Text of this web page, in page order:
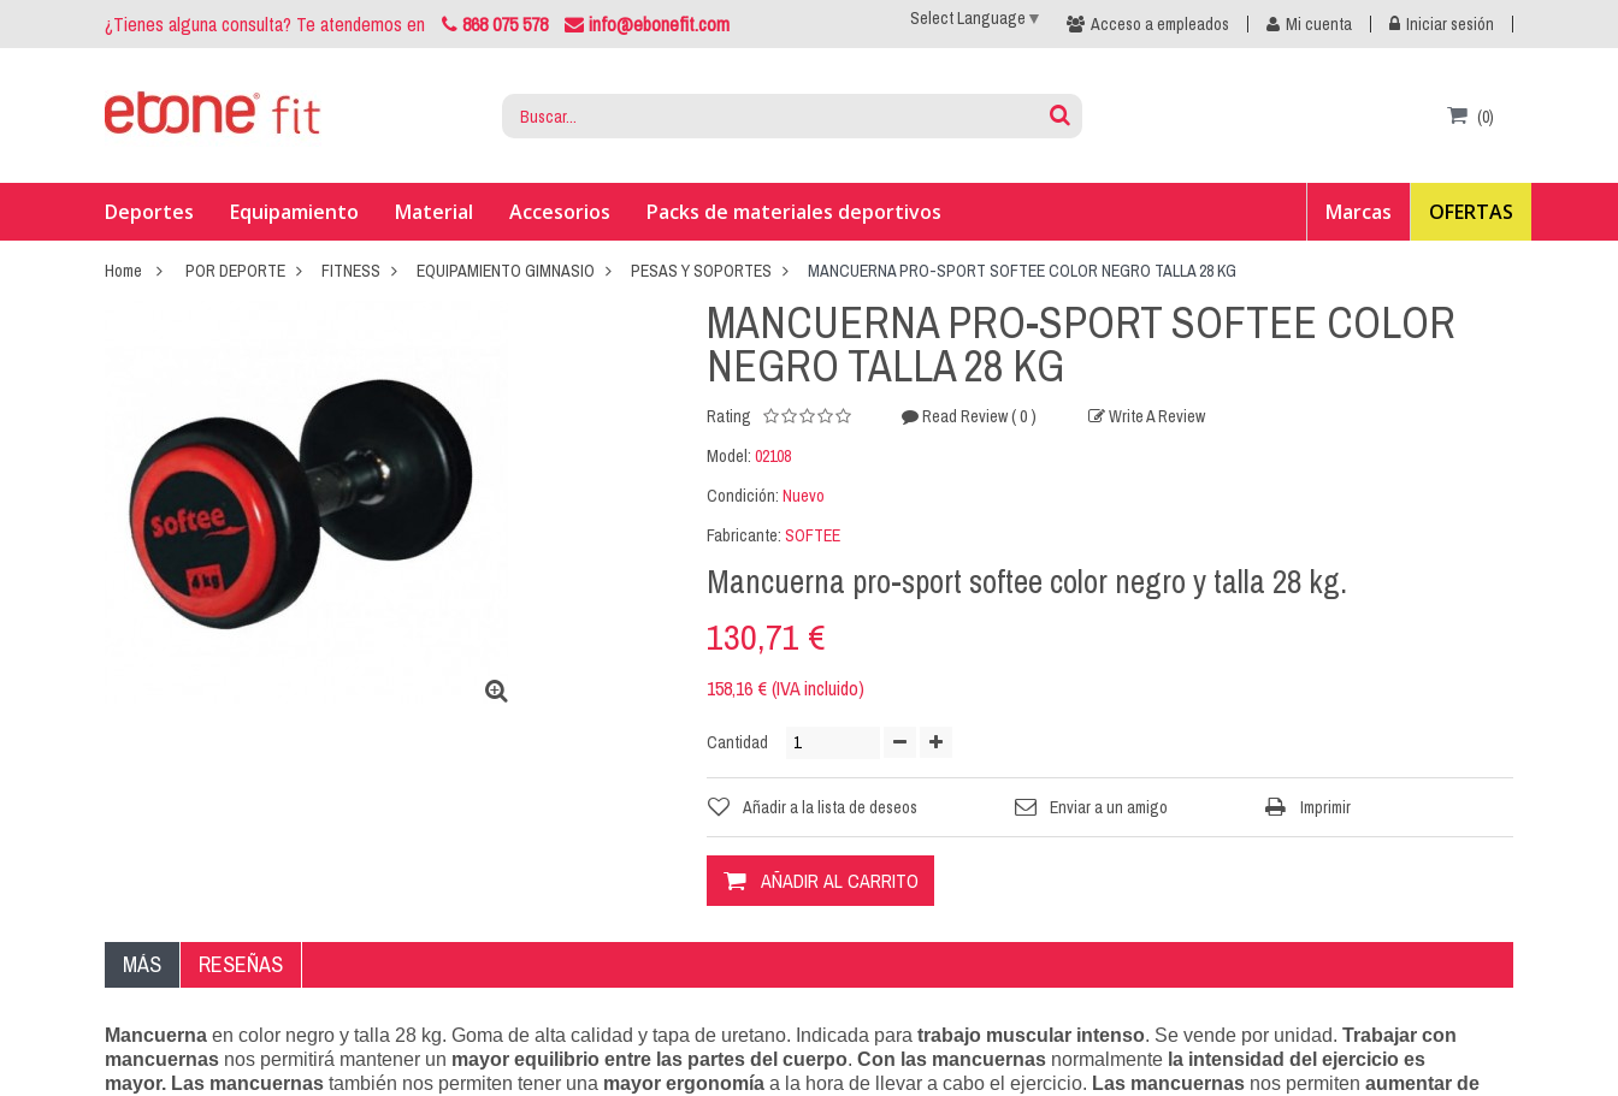
¿Tienes alguna consulta? Te atendemos en 868 075 578 info@ebonefit.com Acceso a empleados Mi cuenta Iniciar sesión
Select Language ▼
(0)
Deportes Equipamiento Material Accesorios Packs de materiales deportivos OFERTAS
Marcas
Home POR DEPORTE FITNESS EQUIPAMIENTO GIMNASIO PESAS Y SOPORTES MANCUERNA PRO-SPORT SOFTEE COLOR NEGRO TALLA 28 KG
MANCUERNA PRO-SPORT SOFTEE COLOR
NEGRO TALLA 28 KG
Rating Read Review( 0 )
Write A Review
Model: 02108
Condición: Nuevo
Fabricante: SOFTEE
Mancuerna pro-sport softee color negro y talla 28 kg.
130,71 €
158,16 € (IVA incluido)
Cantidad
Añadir a la lista de deseos Enviar a un amigo Imprimir
AÑADIR AL CARRITO
MÁS RESEÑAS
Mancuerna en color negro y talla 28 kg. Goma de alta calidad y tapa de uretano. Indicada para trabajo muscular intenso. Se vende por unidad. Trabajar con
mancuernas nos permitirá mantener un mayor equilibrio entre las partes del cuerpo. Con las mancuernas normalmente la intensidad del ejercicio es
mayor. Las mancuernas también nos permiten tener una mayor ergonomía a la hora de llevar a cabo el ejercicio. Las mancuernas nos permiten aumentar de